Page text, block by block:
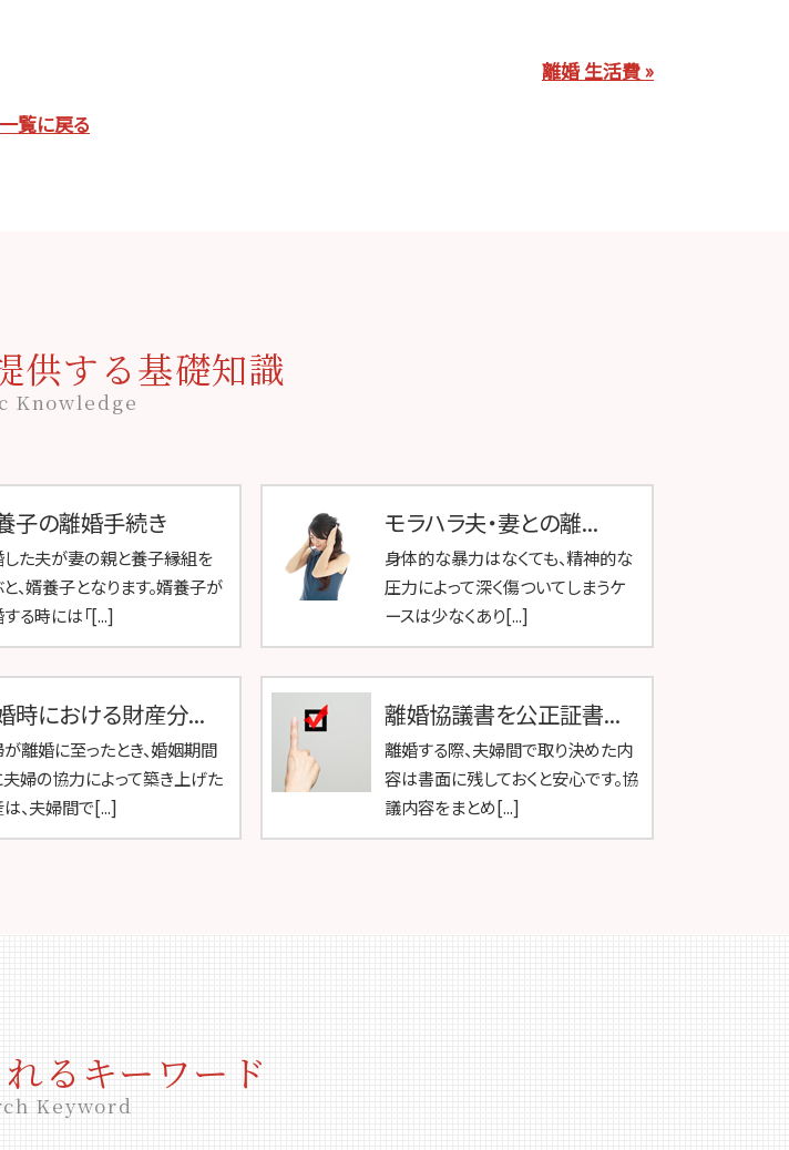
離婚 生活費 »
一覧に戻る
供する基礎知識
Knowledge
子の離婚手続き
た夫が妻の親と養子縁組を
、婿養子となります。婿養子が
る時には「[...]
モラハラ夫・妻との離...
身体的な暴力はなくても、精神的な
圧力によって深く傷ついてしまうケ
ースは少なくあり[...]
時における財産分...
離婚に至ったとき、婚姻期間
婦の協力によって築き上げた
、夫婦間で[...]
離婚協議書を公正証書...
離婚する際、夫婦間で取り決めた内
容は書面に残しておくと安心です。協
議内容をまとめ[...]
るキーワード
Keyword